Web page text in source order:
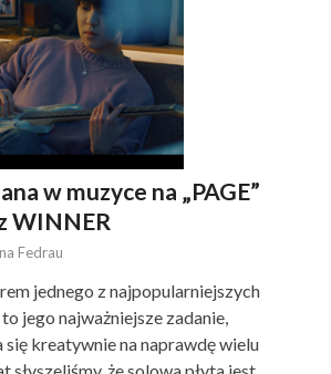
w muzyce na „PAGE”
WINNER
Fedrau
jednego z najpopularniejszych
jego najważniejsze zadanie,
się kreatywnie na naprawdę wielu